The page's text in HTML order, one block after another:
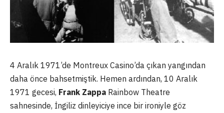
4 Aralık 1971’de Montreux Casino’da çıkan yangından
daha önce bahsetmiştik. Hemen ardından, 10 Aralık
1971 gecesi, Frank Zappa Rainbow Theatre
sahnesinde, İngiliz dinleyiciye ince bir ironiyle göz